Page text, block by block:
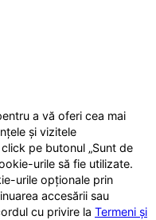
a vă oferi cea mai
și vizitele
pe butonul „Sunt de
urile să fie utilizate.
urile opționale prin
accesării sau
cu privire la Termeni și